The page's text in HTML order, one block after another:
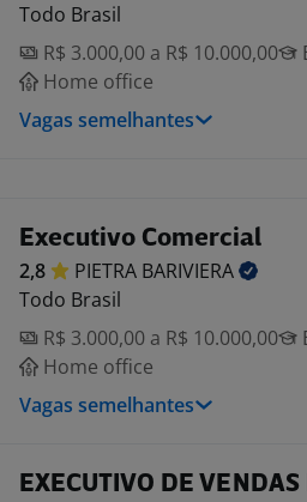
Todo Brasil
R$ 3.000,00 a R$ 10.000,00
Home office
Vagas semelhantes
Executivo Comercial
2,8 PIETRA BARIVIERA
Todo Brasil
R$ 3.000,00 a R$ 10.000,00
Home office
Vagas semelhantes
EXECUTIVO DE VENDAS